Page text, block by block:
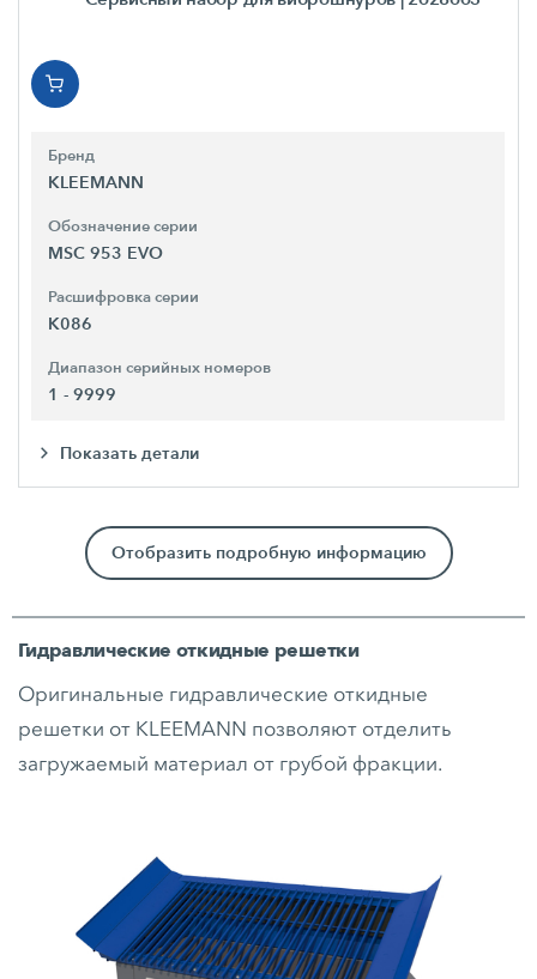
Бренд
KLEEMANN
Обозначение серии
MSC 953 EVO
Расшифровка серии
K086
Диапазон серийных номеров
1 - 9999
Показать детали
Отобразить подробную информацию
Гидравлические откидные решетки
Оригинальные гидравлические откидные
решетки от KLEEMANN позволяют отделить
загружаемый материал от грубой фракции.